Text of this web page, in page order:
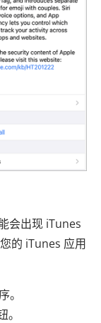
会出现 iTunes
的 iTunes 应用
。